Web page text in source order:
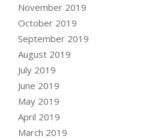
November 2019
October 2019
September 2019
August 2019
July 2019
June 2019
May 2019
April 2019
March 2019